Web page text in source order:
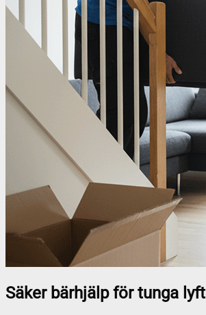
Säker bärhjälp för tunga lyft